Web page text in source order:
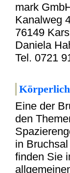
mark
Kanalweg
76149
Daniela
Tel. 0721
Eine der
den
in
finden Sie